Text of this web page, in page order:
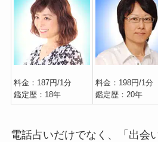
料金：187円/1分
鑑定歴：18年
料金：198円/1分
鑑定歴：20年
電話占いだけでなく、「出会